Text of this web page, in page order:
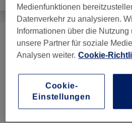
Damen - Waxing (20)
Salonbewertungen
Medienfunktionen
Datenverkehr zu analysieren.
Informationen über die
unsere Partner für soziale
Analysen weiter. Cookie-
Cookie-
Einstellungen